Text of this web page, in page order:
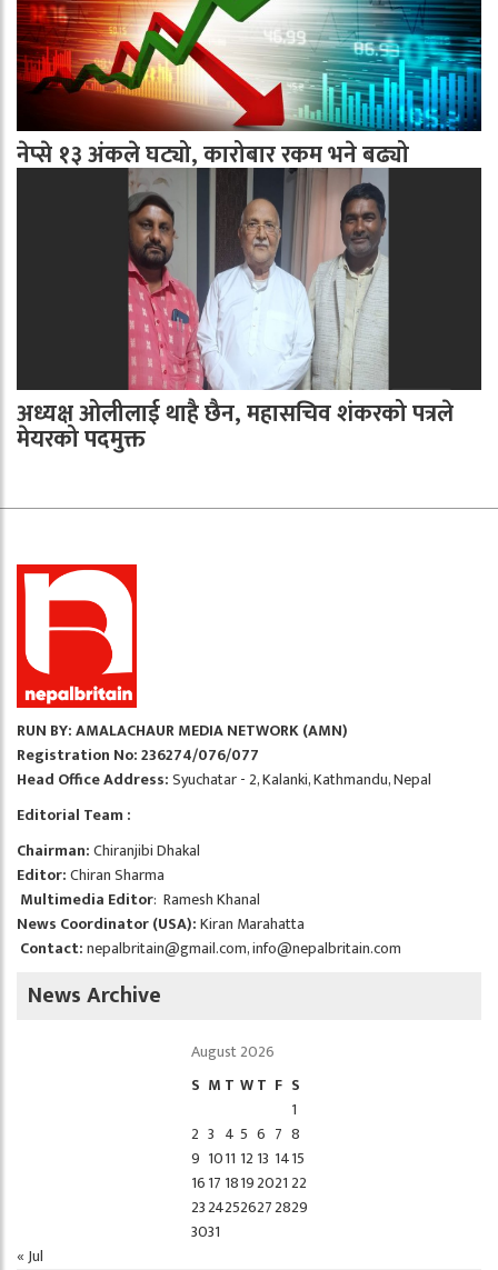
नेप्से १३ अंकले घट्यो, कारोबार रकम भने बढ्यो
अध्यक्ष ओलीलाई थाहै छैन, महासचिव शंकरको पत्रले
मेयरको पदमुक्त
RUN BY: AMALACHAUR MEDIA NETWORK (AMN)
Registration No: 236274/076/077
Head Office Address:Syuchatar - 2, Kalanki, Kathmandu, Nepal
Editorial Team :
Chairman:Chiranjibi Dhakal
Editor:Chiran Sharma
Multimedia Editor: Ramesh Khanal
News Coordinator (USA):Kiran Marahatta
Contact:nepalbritain@gmail.com,info@nepalbritain.com
News Archive
August 2026
S M T WT F S
1
2 3 4 5 6 7 8
9 1011 12 13 1415
1617 1819202122
23242526272829
3031
« Jul